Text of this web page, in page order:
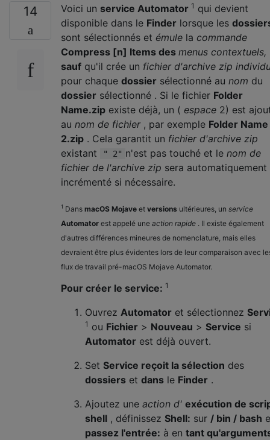
14 Voici un service Automator 1 qui devient
disponible dans le Finder lorsque les
sont sélectionnés et émule la commande
Compress [n] Items des menus contextuels,
sauf qu'il crée un fichier d'archive zip
pour chaque dossier sélectionné au nom du
dossier sélectionné . Si le fichier Folder
Name.zip existe déjà, un ( espace 2) est
au nom de fichier , par exemple Folder Name
2.zip . Cela garantit un fichier d'archive zip
existant
" 2" n'est pas touché et le nom de
fichier de l'archive zip sera automatiquement
incrémenté si nécessaire.
1 Dans macOS Mojave et versions ultérieures, un service
Automator est appelé une action rapide . Il existe également
d'autres différences mineures de nomenclature, mais elles
devraient être plus évidentes lors de leur comparaison avec
flux de travail pré-macOS Mojave Automator.
Pour créer le service: 1
Ouvrez Automator et sélectionnez
1 ou Fichier > Nouveau > Service si
Automator est déjà ouvert.
Set Service reçoit la sélection des
dossiers et dans le Finder .
Ajoutez une action d' exécution de
shell , définissez Shell: sur / bin / bash
passez l'entrée: à en tant